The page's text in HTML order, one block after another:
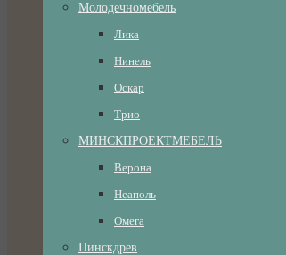
Молодечномебель
Лика
Нинель
Оскар
Трио
МИНСКПРОЕКТМЕБЕЛЬ
Верона
Неаполь
Омега
Пинскдрев